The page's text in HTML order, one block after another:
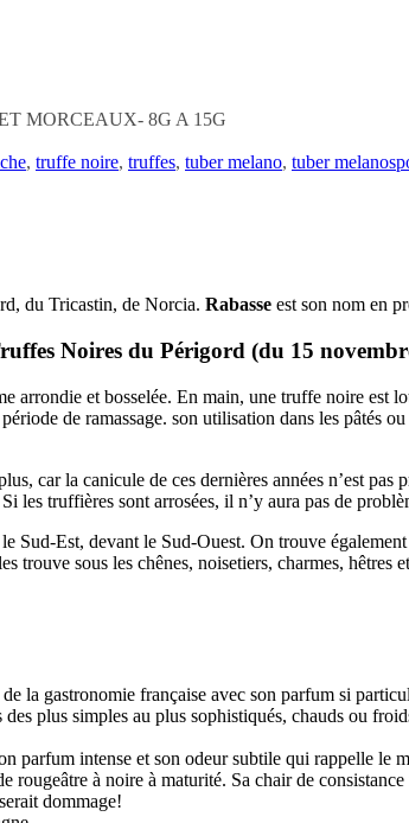
MORCEAUX- 8G A 15G
, truffe noire, truffes, tuber melano, tuber
du Tricastin, de Norcia. Rabasse est son nom en
Noires du Périgord (du 15
et bosselée. En main, une truffe noire est
de ramassage. son utilisation dans les pâtés
car la canicule de ces dernières années n’est
les truffières sont arrosées, il n’y aura pas de
Est, devant le Sud-Ouest. On trouve
trouve sous les chênes, noisetiers, charmes, hêtres
la gastronomie française avec son parfum si
plus simples au plus sophistiqués, chauds ou
intense et son odeur subtile qui rappelle le
rougeâtre à noire à maturité. Sa chair de
dommage!